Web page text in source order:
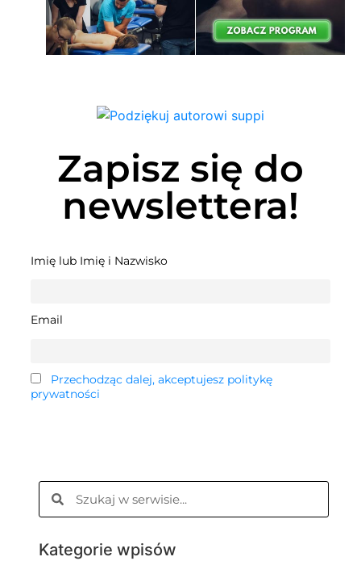
Zapisz się do
newslettera!
Imię lub Imię i Nazwisko
Email
Przechodząc dalej, akceptujesz politykę
prywatności
Kategorie wpisów